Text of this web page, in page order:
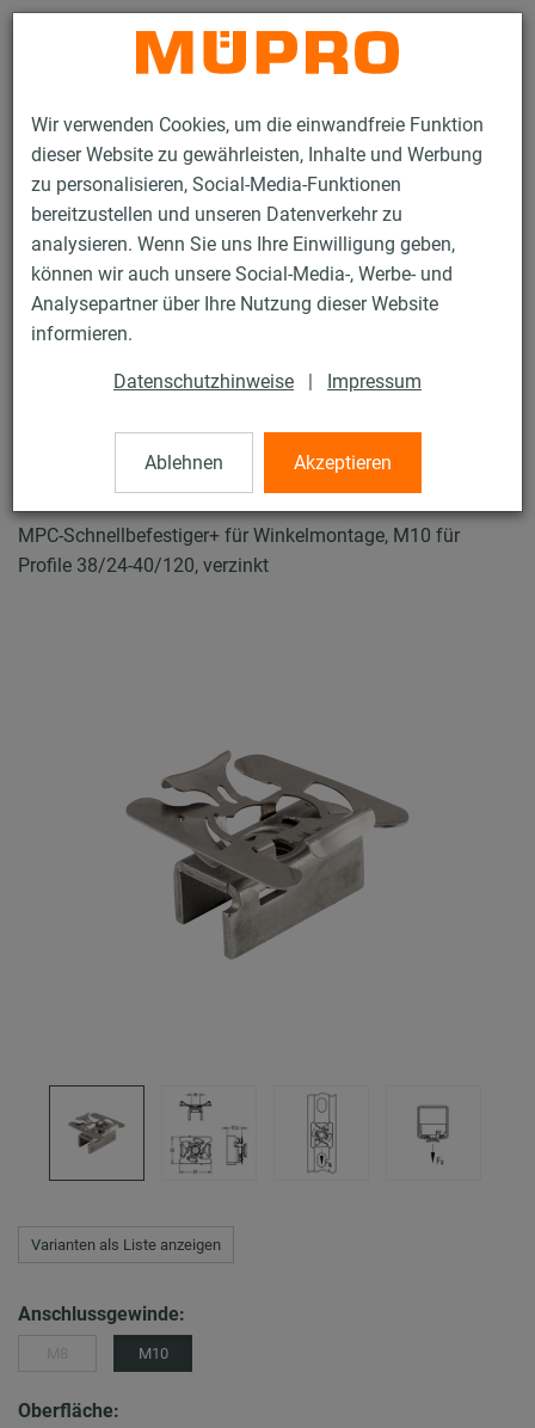
Wir verwenden Cookies, um die einwandfreie Funktion
dieser Website zu gewährleisten, Inhalte und Werbung
zu personalisieren, Social-Media-Funktionen
bereitzustellen und unseren Datenverkehr zu
analysieren. Wenn Sie uns Ihre Einwilligung geben,
können wir auch unsere Social-Media-, Werbe- und
Analysepartner über Ihre Nutzung dieser Website
informieren.
Datenschutzhinweise | Impressum
Ablehnen Akzeptieren
Kontakt
Produkte Befestigungstechnik
Lüftungsbefestigung
Installationsschienen für die Lüftungsbefestigung
MPC-Systemschienen (leichter bis mittlerer Lastbereich)
MPC-Schnellbefestiger+
14 / 63
MPC-Schnellbefestiger+
MPC-Schnellbefestiger+ für Winkelmontage, M10 für
Profile 38/24-40/120, verzinkt
Varianten als Liste anzeigen
Anschlussgewinde:
M10
Oberfläche: